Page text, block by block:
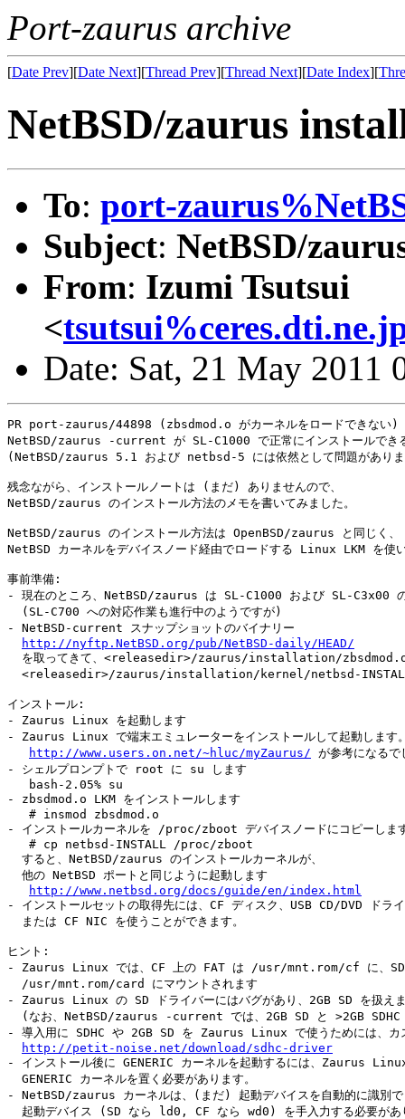
Port-zaurus archive
[Date Prev][Date Next][Thread Prev][Thread Next][Date Index][
NetBSD/zaurus
To: port-
Subject: NetBSD/
From: Izumi Tsutsui
<
Date: Sat, 21 May 2011
PR port-zaurus/44898 (zbsdmod.o がカーネルをロードできない)
NetBSD/zaurus -current が SL-C1000 で正常にインストールできる
(NetBSD/zaurus 5.1 および netbsd-5 には依然として問題があり
残念ながら、インストールノートは (まだ) ありませんので、
NetBSD/zaurus のインストール方法のメモを書いてみました。
NetBSD/zaurus のインストール方法は OpenBSD/zaurus と同じく、
NetBSD カーネルをデバイスノード経由でロードする Linux LKM を使
事前準備:
- 現在のところ、NetBSD/zaurus は SL-C1000 および SL-C3x00 の
  (SL-C700 への対応作業も進行中のようですが)
- NetBSD-current スナップショットのバイナリー
http://nyftp.NetBSD.org/pub/NetBSD-daily/HEAD/
を取ってきて、<releasedir>/zaurus/installation/
<releasedir>/zaurus/installation/kernel/netbsd-INSTALL
インストール:
- Zaurus Linux を起動します
- Zaurus Linux で端末エミュレーターをインストールして起動します
http://www.users.on.net/~hluc/myZaurus/ が参考になるで
- シェルプロンプトで root に su します
   bash-2.05% su
- zbsdmod.o LKM をインストールします
   # insmod zbsdmod.o
- インストールカーネルを /proc/zboot デバイスノードにコピーしま
   # cp netbsd-INSTALL /proc/zboot
  すると、NetBSD/zaurus のインストールカーネルが、
  他の NetBSD ポートと同じように起動します
http://www.netbsd.org/docs/guide/en/index.html
- インストールセットの取得先には、CF ディスク、USB CD/DVD ドラ
  または CF NIC を使うことができます。
ヒント:
- Zaurus Linux では、CF 上の FAT は /usr/mnt.rom/cf に、
  /usr/mnt.rom/card にマウントされます
- Zaurus Linux の SD ドライバーにはバグがあり、2GB SD を扱え
(なお、NetBSD/zaurus -current では、2GB SD と >2GB SDHC
- 導入用に SDHC や 2GB SD を Zaurus Linux で使うためには、カ
http://petit-noise.net/download/sdhc-driver
- インストール後に GENERIC カーネルを起動するには、Zaurus
  GENERIC カーネルを置く必要があります。
- NetBSD/zaurus カーネルは、(まだ) 起動デバイスを自動的に識別で
起動デバイス (SD なら ld0, CF なら wd0) を手入力する必要があ